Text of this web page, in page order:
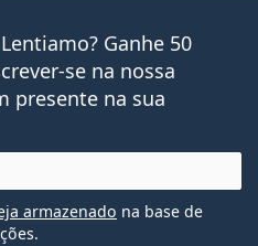
Ganhe 50
se na nossa
presente na sua
armazenado na base de